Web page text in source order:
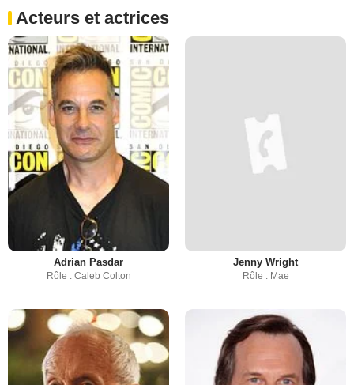
Acteurs et actrices
Adrian Pasdar
Rôle : Caleb Colton
Jenny Wright
Rôle : Mae